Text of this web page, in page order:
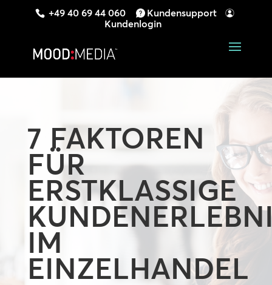
+49 40 69 44 060
Kundensupport
Kundenlogin
7 FAKTOREN
FÜR
ERSTKLASSIGE
IM
EINZELHANDEL